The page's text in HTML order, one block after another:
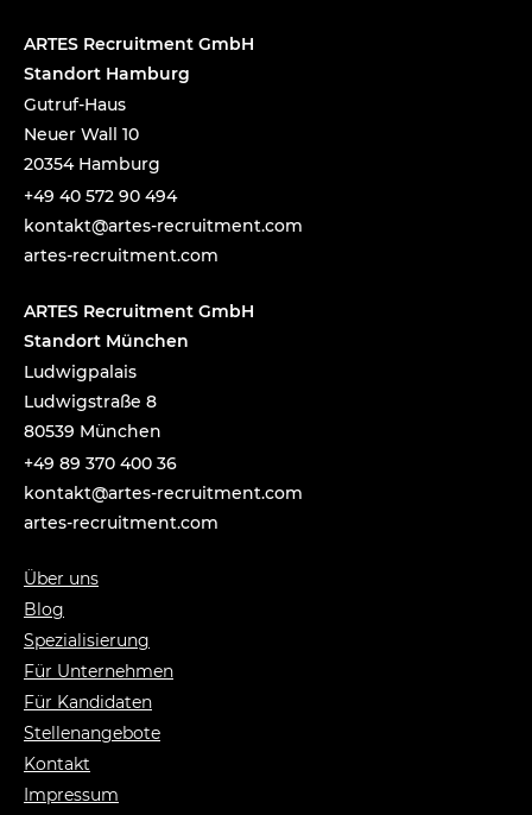
ARTES Recruitment GmbH
Standort Hamburg
Gutruf-Haus
Neuer Wall 10
20354 Hamburg
+49 40 572 90 494
moc.t
nemti
urcer
-setr
a@tka
tnok
artes-recruitment.com
ARTES Recruitment GmbH
Standort München
Ludwigpalais
Ludwigstraße 8
80539 München
+49 89 370 400 36
moc.t
nemti
urcer
-setr
a@tka
tnok
artes-recruitment.com
Über uns
Blog
Spezialisierung
Für Unternehmen
Für Kandidaten
Stellenangebote
Kontakt
Impressum